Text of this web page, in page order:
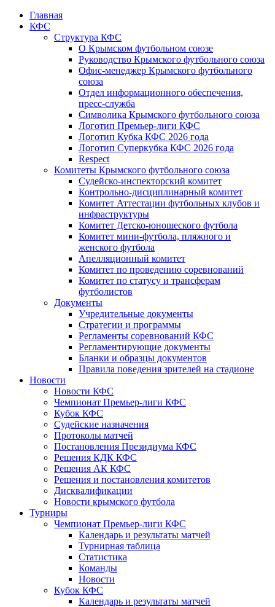
Главная
КФС
Структура КФС
О Крымском футбольном союзе
Руководство Крымского футбольного союза
Офис-менеджер Крымского футбольного
союза
Отдел информационного обеспечения,
пресс-служба
Символика Крымского футбольного союза
Логотип Премьер-лиги КФС
Логотип Кубка КФС 2026 года
Логотип Суперкубка КФС 2026 года
Respect
Комитеты Крымского футбольного союза
Судейско-инспекторский комитет
Контрольно-дисциплинарный комитет
Комитет Аттестации футбольных клубов и
инфраструктуры
Комитет Детско-юношеского футбола
Комитет мини-футбола, пляжного и
женского футбола
Апелляционный комитет
Комитет по проведению соревнований
Комитет по статусу и трансферам
футболистов
Документы
Учредительные документы
Стратегии и программы
Регламенты соревнований КФС
Регламентирующие документы
Бланки и образцы документов
Правила поведения зрителей на стадионе
Новости
Новости КФС
Чемпионат Премьер-лиги КФС
Кубок КФС
Судейские назначения
Протоколы матчей
Постановления Президиума КФС
Решения КДК КФС
Решения АК КФС
Решения и постановления комитетов
Дисквалификации
Новости крымского футбола
Турниры
Чемпионат Премьер-лиги КФС
Календарь и результаты матчей
Турнирная таблица
Статистика
Команды
Новости
Кубок КФС
Календарь и результаты матчей